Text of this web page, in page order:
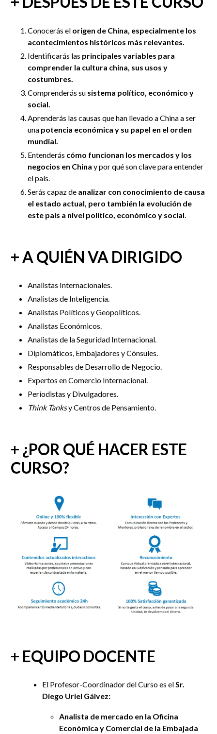
Conocerás el origen de China, especialmente los
acontecimientos históricos más relevantes.
Identificarás las principales variables para
comprender la cultura china, sus usos y
costumbres.
Comprenderás su sistema político, económico y
social.
Aprenderás las causas que han llevado a China a ser
una potencia económica y su papel en el orden
mundial.
Entenderás cómo funcionan los mercados y los
negocios en China y por qué son clavepara entender
el país.
Serás capaz de analizar con conocimiento de causa
el estado actual, pero también la evolución de
este país a nivel político, económico y social
+ A QUIÉN VA DIRIGIDO
Analistas Internacionales.
Analistas de Inteligencia.
Analistas Políticos y Geopolíticos.
Analistas Económicos.
Analistas de la Seguridad Internacional.
Diplomáticos, Embajadores y Cónsules.
Responsables de Desarrollo de Negocio.
Expertos en Comercio Internacional.
Periodistas y Divulgadores.
Think Tanksy Centros de Pensamiento.
+ ¿POR QUÉ HACER ESTE
CURSO?
+ EQUIPO DOCENTE
El Profesor-Coordinador del Curso es elSr.
Diego Uriel Gálvez:
Analista de mercado en la Oficina
Económica y Comercial de la Embajada